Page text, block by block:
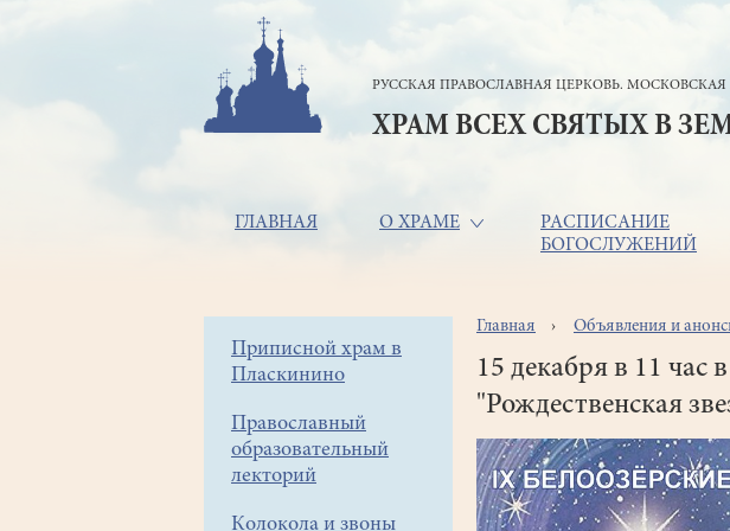
РУССКАЯ ПРАВОСЛАВНАЯ ЦЕРКОВЬ.
ХРАМ ВСЕХ СВЯТЫХ В
Основная
ГЛАВНАЯ О ХРАМЕ
РАСПИСАНИЕ
БОГОСЛУЖЕНИЙ
Боковое
меню
Приписной храм в
Пласкинино
Православный
образовательный
лекторий
Колокола и звоны
Строка
навигации
Главная Объявления и
15 декабря в 11 час
"Рождественская